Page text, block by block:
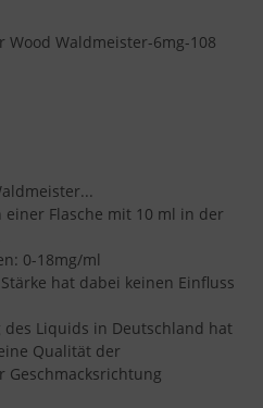
Wood Waldmeister-6mg-108
Flasche mit 10 ml in der
0-18mg/ml
hat dabei keinen Einfluss
Liquids in Deutschland hat
Qualität der
Geschmacksrichtung